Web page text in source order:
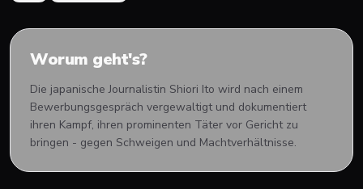
Worum geht's?
Die japanische Journalistin Shiori Ito wird nach einem
Bewerbungsgespräch vergewaltigt und dokumentiert
ihren Kampf, ihren prominenten Täter vor Gericht zu
bringen - gegen Schweigen und Machtverhältnisse.